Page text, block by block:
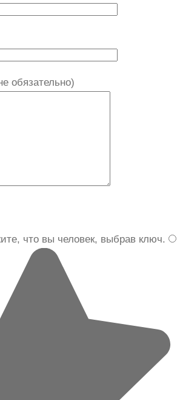
обязательно)
что вы человек, выбрав ключ.